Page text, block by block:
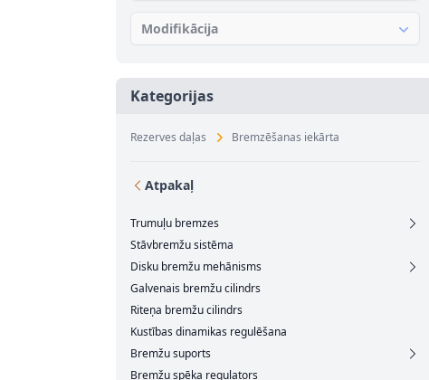
Modifikācija
Kategorijas
Rezerves daļas Bremzēšanas iekārta
Atpakaļ
Trumuļu bremzes
Stāvbremžu sistēma
Disku bremžu mehānisms
Galvenais bremžu cilindrs
Riteņa bremžu cilindrs
Kustības dinamikas regulēšana
Bremžu suports
Bremžu spēka regulators